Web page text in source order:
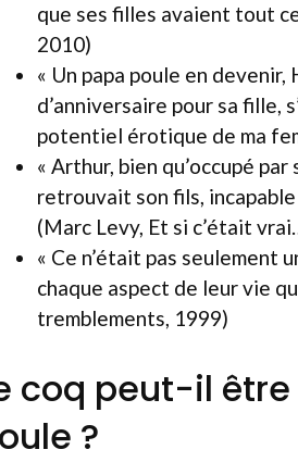
que ses filles avaient tout
2010)
« Un papa poule en
d’anniversaire pour sa fille,
potentiel érotique de ma
« Arthur, bien qu’occupé
retrouvait son fils,
(Marc Levy, Et si c’était
« Ce n’était pas seulement
chaque aspect de leur vie
tremblements, 1999)
coq peut-il
?